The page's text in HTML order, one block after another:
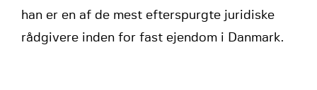
han er en af de mest efterspurgte juridiske
rådgivere inden for fast ejendom i Danmark.